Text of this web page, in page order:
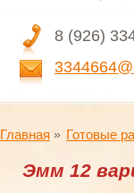
8 (926)
Главная Готовые
Эмм 12